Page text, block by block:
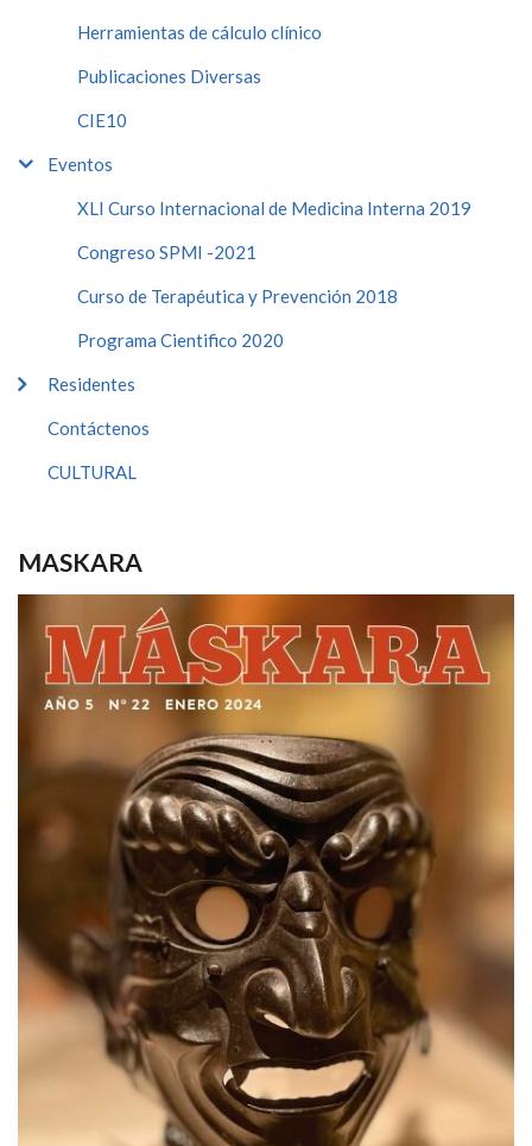
Herramientas de cálculo clínico
Publicaciones Diversas
CIE10
Eventos
XLI Curso Internacional de Medicina Interna 2019
Congreso SPMI -2021
Curso de Terapéutica y Prevención 2018
Programa Cientifico 2020
Residentes
Contáctenos
CULTURAL
MASKARA